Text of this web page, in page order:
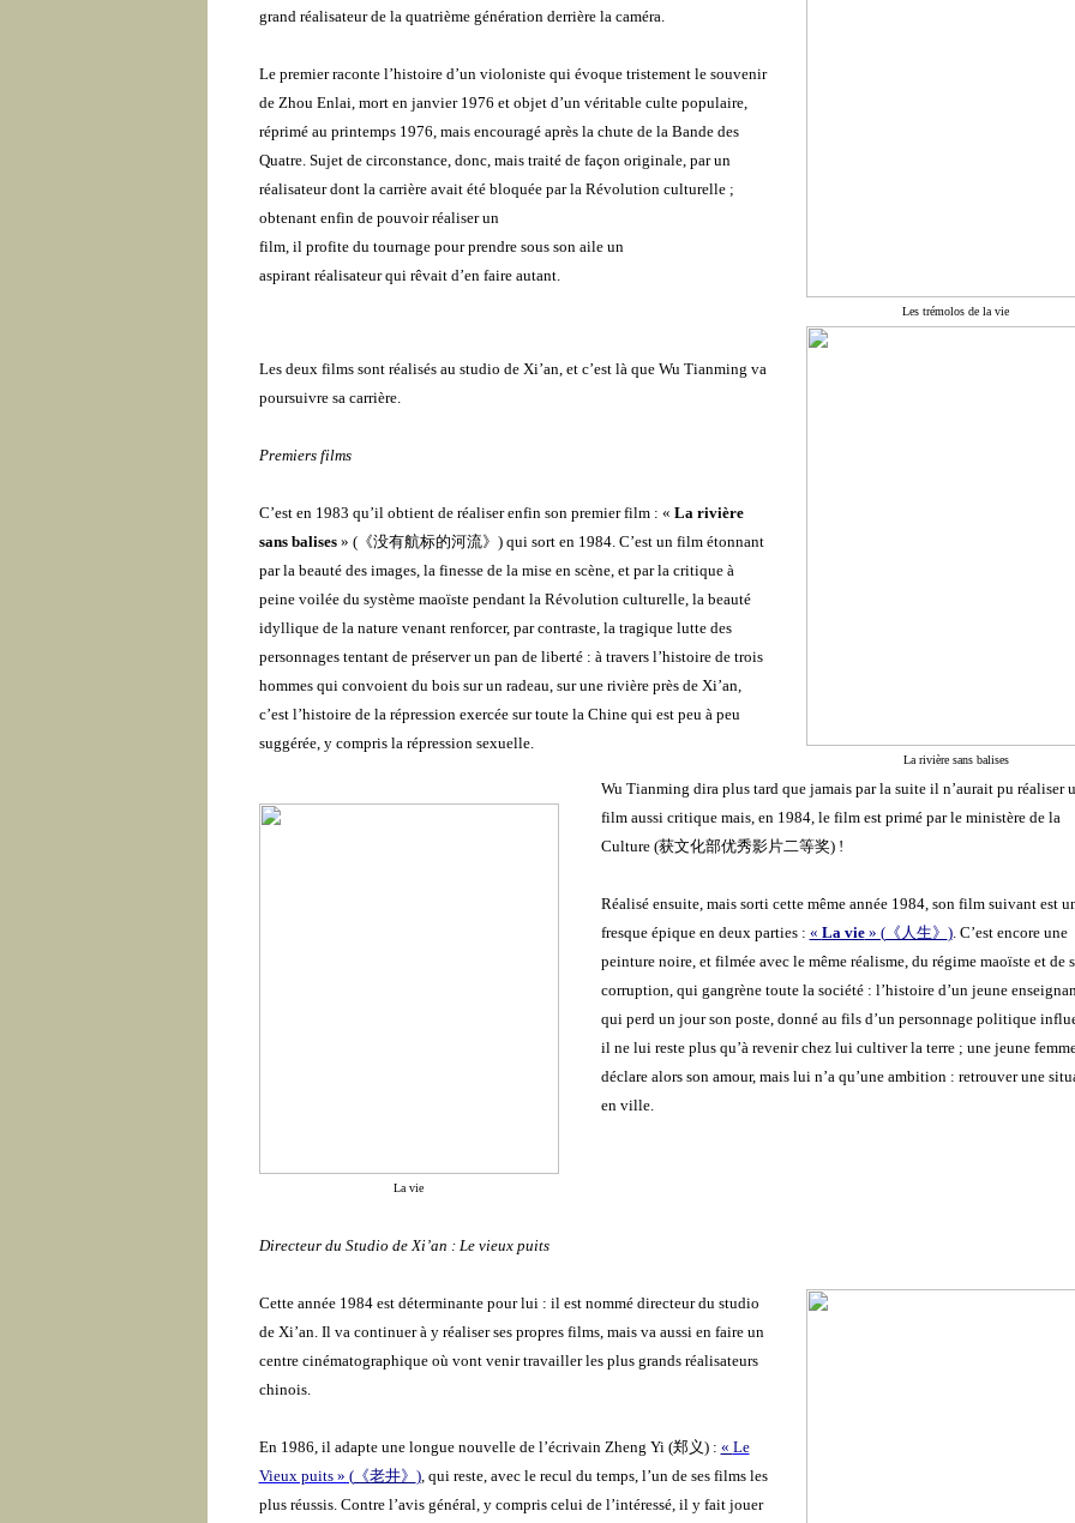
grand réalisateur de la quatrième génération derrière la caméra.
Le premier raconte l’histoire d’un violoniste qui évoque tristement le souvenir
de Zhou Enlai, mort en janvier 1976 et objet d’un véritable culte populaire,
réprimé au printemps 1976, mais encouragé après la chute de la Bande des
Quatre. Sujet de circonstance, donc, mais traité de façon originale, par un
réalisateur dont la carrière avait été bloquée par la Révolution culturelle ;
obtenant enfin de pouvoir réaliser un
film, il profite du tournage pour prendre sous son aile un
aspirant réalisateur qui rêvait d’en faire autant.
Les trémolos de la vie
Les deux films sont réalisés au studio de Xi’an, et c’est là que Wu Tianming va
poursuivre sa carrière.
Premiers films
C’est en 1983 qu’il obtient de réaliser enfin son premier film : « La rivière
sans balises» (《没有航标的河流》 )qui sort en 1984. C’est un film étonnant
par la beauté des images, la finesse de la mise en scène, et par la critique à
peine voilée du système maoïste pendant la Révolution culturelle, la beauté
idyllique de la nature venant renforcer, par contraste, la tragique lutte des
personnages tentant de préserver un pan de liberté : à travers l’histoire de trois
hommes qui convoient du bois sur un radeau, sur une rivière près de Xi’an,
c’est l’histoire de la répression exercée sur toute la Chine qui est peu à peu
suggérée, y compris la répression sexuelle.
La rivière sans balises
La vie
Wu Tianming dira plus tard que jamais par la suite il n’aurait pu réaliser
film aussi critique mais, en 1984, le film est primé par le ministère de la
Culture (获文化部优秀影片二等奖) !
Réalisé ensuite, mais sorti cette même année 1984, son film suivant est
fresque épique en deux parties : « La vie» (《人生》 ). C’est encore une
peinture noire, et filmée avec le même réalisme, du régime maoïste et de
corruption, qui gangrène toute la société : l’histoire d’un jeune
qui perd un jour son poste, donné au fils d’un personnage politique
il ne lui reste plus qu’à revenir chez lui cultiver la terre ; une jeune
déclare alors son amour, mais lui n’a qu’une ambition : retrouver une
en ville.
Directeur du Studio de Xi’an : Le vieux puits
Cette année 1984 est déterminante pour lui : il est nommé directeur du studio
de Xi’an. Il va continuer à y réaliser ses propres films, mais va aussi en faire un
centre cinématographique où vont venir travailler les plus grands réalisateurs
chinois.
En 1986, il adapte une longue nouvelle de l’écrivain Zheng Yi (郑义) : « Le
Vieux puits » (《老井》 ), qui reste, avec le recul du temps, l’un de ses films les
plus réussis. Contre l’avis général, y compris celui de l’intéressé, il y fait jouer